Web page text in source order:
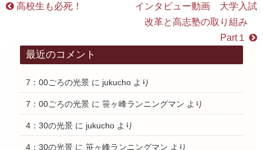
高校生も必死！
インタビュー動画 大学入試
改革と高志塾の取り組み
Part１
最近のコメント
7：00ごろの光景に jukuchoより
7：00ごろの光景に 笹ヶ峰ランニングマン より
4：30の光景に jukuchoより
4：30の光景に 笹ヶ峰ランニングマン より